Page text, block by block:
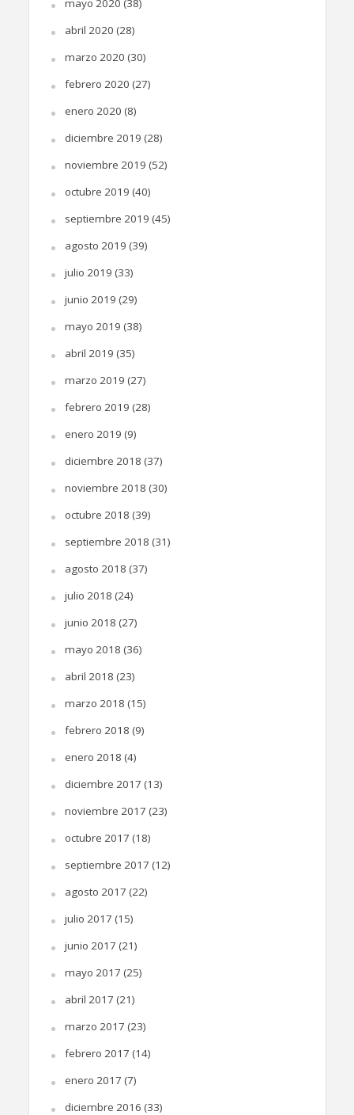
mayo 2020 (38)
abril 2020 (28)
marzo 2020 (30)
febrero 2020 (27)
enero 2020 (8)
diciembre 2019 (28)
noviembre 2019 (52)
octubre 2019 (40)
septiembre 2019 (45)
agosto 2019 (39)
julio 2019 (33)
junio 2019 (29)
mayo 2019 (38)
abril 2019 (35)
marzo 2019 (27)
febrero 2019 (28)
enero 2019 (9)
diciembre 2018 (37)
noviembre 2018 (30)
octubre 2018 (39)
septiembre 2018 (31)
agosto 2018 (37)
julio 2018 (24)
junio 2018 (27)
mayo 2018 (36)
abril 2018 (23)
marzo 2018 (15)
febrero 2018 (9)
enero 2018 (4)
diciembre 2017 (13)
noviembre 2017 (23)
octubre 2017 (18)
septiembre 2017 (12)
agosto 2017 (22)
julio 2017 (15)
junio 2017 (21)
mayo 2017 (25)
abril 2017 (21)
marzo 2017 (23)
febrero 2017 (14)
enero 2017 (7)
diciembre 2016 (33)